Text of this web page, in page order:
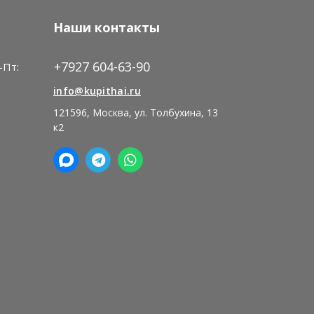
Наши контакты
+7927 604-63-90
info@kupithai.ru
121596, Москва, ул. Толбухина, 13
к2